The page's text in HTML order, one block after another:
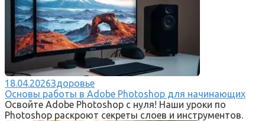
18.04.2026Здоровье
Основы работы в Adobe Photoshop для начинающих
Освойте Adobe Photoshop с нуля! Наши уроки по
Photoshop раскроют секреты слоев и инструментов.